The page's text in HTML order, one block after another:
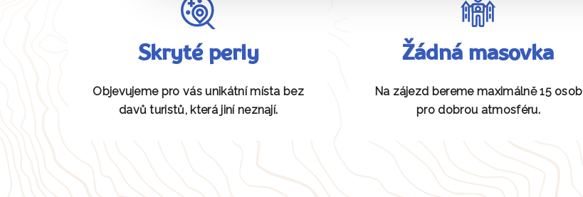
Skryté perly
Objevujeme pro vás unikátní místa bez
davů turistů, která jiní neznají.
Žádná masovka
Na zájezd bereme maximálně 15 osob
pro dobrou atmosféru.